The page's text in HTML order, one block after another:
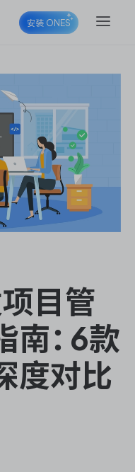
安装 ONES
目管
南：6款
度对比